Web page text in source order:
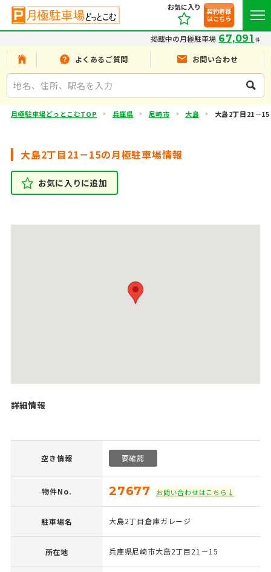
お気に入り
契約者様
はこちら
掲載中の月極駐車場 67,091 件
よくあるご質問 お問い合わせ
月極駐車場どっとこむTOP 兵庫県 尼崎市 大島 大島2丁目21－15
大島2丁目21－15の月極駐車場情報
お気に入りに追加
詳細情報
空き情報 要確認
物件No. 27677 お問い合わせはこちら↓
駐車場名 大島2丁目倉庫ガレージ
所在地 兵庫県尼崎市大島2丁目21－15